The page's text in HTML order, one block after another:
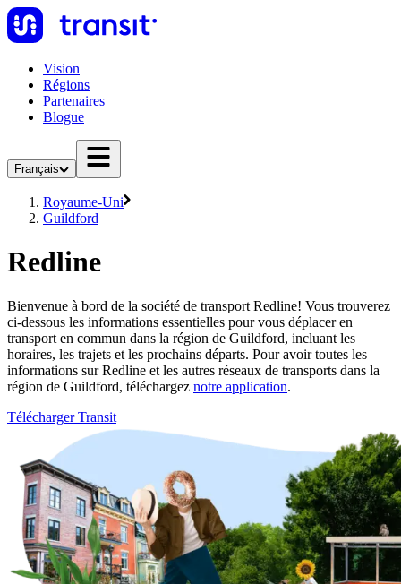
Vision
Régions
Partenaires
Blogue
Français
Royaume-Uni
Guildford
Redline
Bienvenue à bord de la société de transport Redline! Vous trouverez
ci-dessous les informations essentielles pour vous déplacer en
transport en commun dans la région de Guildford, incluant les
horaires, les trajets et les prochains départs. Pour avoir toutes les
informations sur Redline et les autres réseaux de transports dans la
région de Guildford, téléchargez notre application.
Télécharger Transit